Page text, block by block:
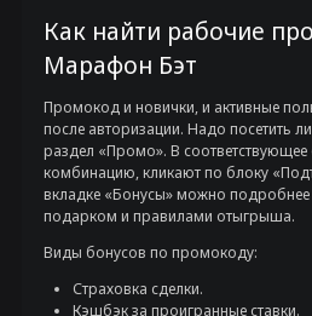
Как найти рабочие
Марафон Бэт
Промокод и новички, и активные
после авторизации. Надо посетить
раздел «Промо». В
комбинацию, кликают по блоку
вкладке «Бонусы» можно подробнее
подарком и правилами отыгрыша.
Виды бонусов по промокоду:
Страховка сделки.
Кэшбэк за проигранные ставки.